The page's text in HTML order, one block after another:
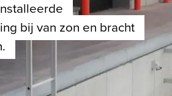
bij van zon en bracht